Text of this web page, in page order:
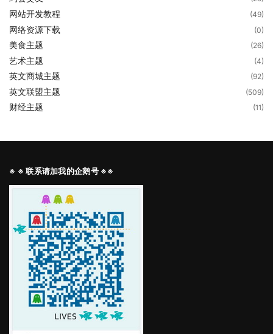
网站开发教程 (49)
网络资源下载 (0)
美食主题 (26)
艺术主题 (4)
英文商城主题 (92)
英文联盟主题 (509)
财经主题 (11)
※ ※ 联系请加我的企鹅号 ※※